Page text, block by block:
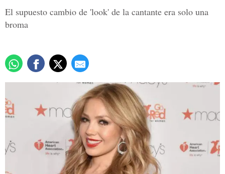
El supuesto cambio de 'look' de la cantante era solo una
broma